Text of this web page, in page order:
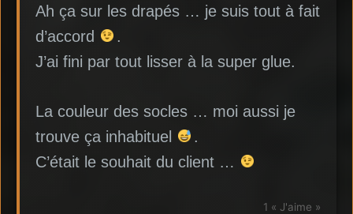
Ah ça sur les drapés … je suis tout à fait
d’accord
.
J’ai fini par tout lisser à la super glue.
La couleur des socles … moi aussi je
trouve ça inhabituel
.
C’était le souhait du client …
1 « J'aime »